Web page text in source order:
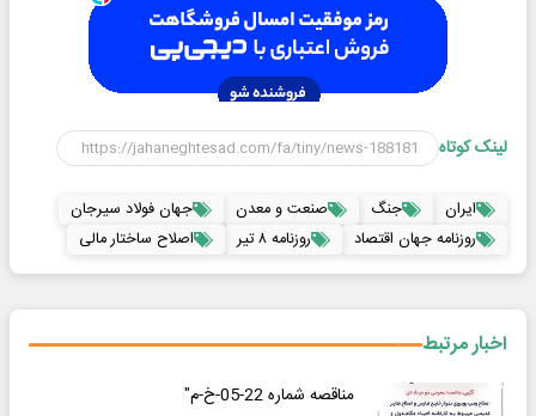
لینک کوتاه
ایران جنگ صنعت و معدن
جهان فولاد سیرجان
روزنامه جهان اقتصاد
روزنامه ۸ تیر اصلاح ساختار مالی
اخبار مرتبط
مناقصه شماره 22-05-خ-م"